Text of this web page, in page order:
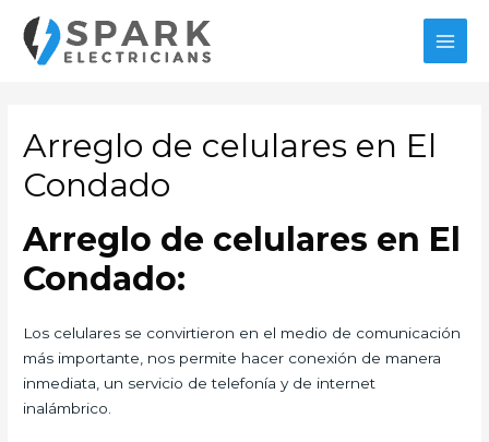
contenido
Arreglo de celulares en El
Condado
Arreglo de celulares en El
Condado:
Los celulares se convirtieron en el medio de comunicación
más importante, nos permite hacer conexión de manera
inmediata, un servicio de telefonía y de internet
inalámbrico.